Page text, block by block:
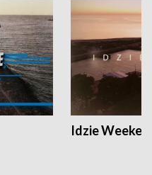
Idzie